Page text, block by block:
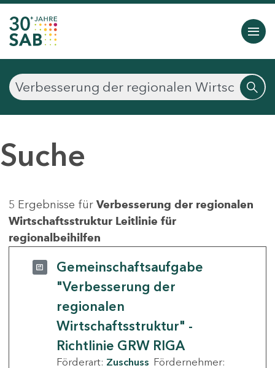
Suche
5 Ergebnisse für Verbesserung der regionalen
Wirtschaftsstruktur Leitlinie für
regionalbeihilfen
Gemeinschaftsaufgabe
"Verbesserung der
regionalen
Wirtschaftsstruktur" -
Richtlinie GRW RIGA
Förderart: Zuschuss Fördernehmer: